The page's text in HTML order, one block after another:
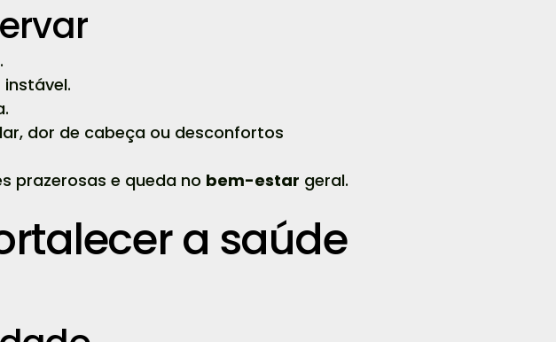
dor de cabeça ou desconfortos
prazerosas e queda no bem-estar geral.
a saúde